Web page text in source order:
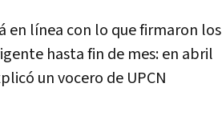
en línea con lo que firmaron los
hasta fin de mes: en abril
un vocero de UPCN